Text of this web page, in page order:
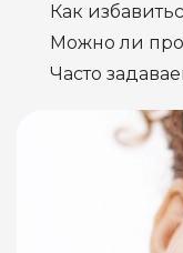
Как
Можно ли
Часто